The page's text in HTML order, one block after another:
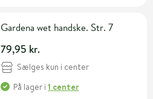
Gardena wet handske. Str. 7
79,95 kr.
Sælges kun i center
På lager i1 center